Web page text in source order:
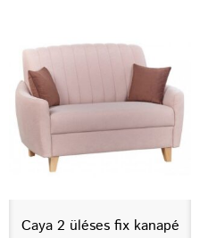
Caya 2 üléses fix kanapé